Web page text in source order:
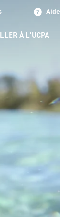
Aide
À L'UCPA